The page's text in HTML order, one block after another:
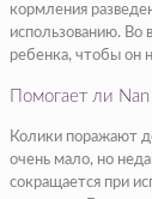
кормления
использованию. Во
ребенка, чтобы он
Помогает ли
Колики поражают
очень мало, но
сокращается при